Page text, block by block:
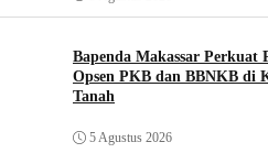
Bapenda Makassar Perkuat
Opsen PKB dan BBNKB di
Tanah‎
5 Agustus 2026